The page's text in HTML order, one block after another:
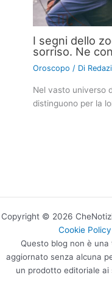
I segni dello
sorriso. Ne
Oroscopo / Di
Nel vasto universo
distinguono per la
Copyright © 2026
Cookie Policy
Questo blog non è
aggiornato senza alcuna
un prodotto editoriale ai